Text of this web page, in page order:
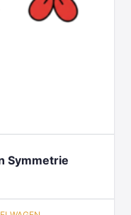
Symmetrie